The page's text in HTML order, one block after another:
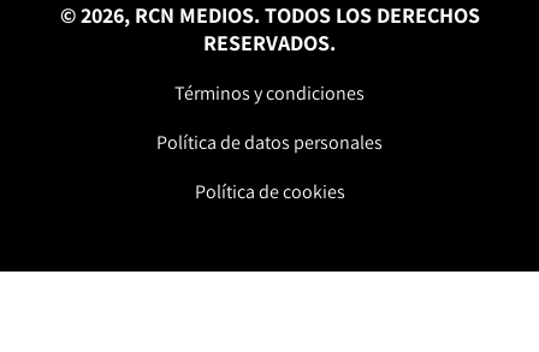
© 2026, RCN MEDIOS. TODOS LOS DERECHOS
RESERVADOS.
Términos y condiciones
Política de datos personales
Política de cookies